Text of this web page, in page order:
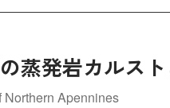
蒸発岩カルス
Northern Apennines